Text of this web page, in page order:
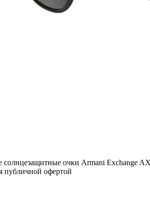
очки Armani Exchange
публичной офертой